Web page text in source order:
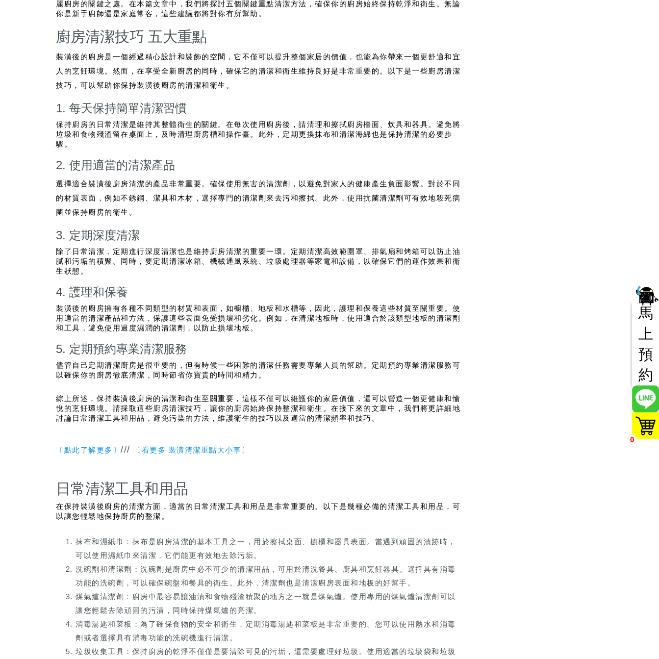
麗廚房的關鍵之處。在本篇文章中，我們將探討五個關鍵重點清潔方法，確保你的廚房始終保持乾淨和衛生。無論
你是新手廚師還是家庭常客，這些建議都將對你有所幫助。
廚房清潔技巧 五大重點
裝潢後的廚房是一個經過精心設計和裝飾的空間，它不僅可以提升整個家居的價值，也能為你帶來一個更舒適和宜
人的烹飪環境。然而，在享受全新廚房的同時，確保它的清潔和衛生維持良好是非常重要的。以下是一些廚房清潔
技巧，可以幫助你保持裝潢後廚房的清潔和衛生。
1. 每天保持簡單清潔習慣
保持廚房的日常清潔是維持其整體衛生的關鍵。在每次使用廚房後，請清理和擦拭廚房檯面、炊具和器具。避免將
垃圾和食物殘渣留在桌面上，及時清理廚房槽和操作臺。此外，定期更換抹布和清潔海綿也是保持清潔的必要步
驟。
2. 使用適當的清潔產品
選擇適合裝潢後廚房清潔的產品非常重要。確保使用無害的清潔劑，以避免對家人的健康產生負面影響。對於不同
的材質表面，例如不銹鋼、潔具和木材，選擇專門的清潔劑來去污和擦拭。此外，使用抗菌清潔劑可有效地殺死病
菌並保持廚房的衛生。
3. 定期深度清潔
除了日常清潔，定期進行深度清潔也是維持廚房清潔的重要一環。定期清潔高效範圍罩、排氣扇和烤箱可以防止油
膩和污垢的積聚。同時，要定期清潔冰箱、機械通風系統、垃圾處理器等家電和設備，以確保它們的運作效果和衛
生狀態。
4. 護理和保養
裝潢後的廚房擁有各種不同類型的材質和表面，如櫥櫃、地板和水槽等，因此，護理和保養這些材質至關重要。使
用適當的清潔產品和方法，保護這些表面免受損壞和劣化。例如，在清潔地板時，使用適合於該類型地板的清潔劑
和工具，避免使用過度濕潤的清潔劑，以防止損壞地板。
5. 定期預約專業清潔服務
儘管自己定期清潔廚房是很重要的，但有時候一些困難的清潔任務需要專業人員的幫助。定期預約專業清潔服務可
以確保你的廚房徹底清潔，同時節省你寶貴的時間和精力。
綜上所述，保持裝潢後廚房的清潔和衛生至關重要，這樣不僅可以維護你的家居價值，還可以營造一個更健康和愉
悅的烹飪環境。請採取這些廚房清潔技巧，讓你的廚房始終保持整潔和衛生。在接下來的文章中，我們將更詳細地
討論日常清潔工具和用品，避免污染的方法，維護衛生的技巧以及適當的清潔頻率和技巧。
〔點此了解更多〕 /// 〔看更多 裝潢清潔重點大小事〕
日常清潔工具和用品
在保持裝潢後廚房的清潔方面，適當的日常清潔工具和用品是非常重要的。以下是幾種必備的清潔工具和用品，可
以讓您輕鬆地保持廚房的整潔。
抹布和濕紙巾：抹布是廚房清潔的基本工具之一，用於擦拭桌面、櫥櫃和器具表面。當遇到頑固的漬跡時，
可以使用濕紙巾來清潔，它們能更有效地去除污垢。
洗碗劑和清潔劑：洗碗劑是廚房中必不可少的清潔用品，可用於清洗餐具、廚具和烹飪器具。選擇具有消毒
功能的洗碗劑，可以確保碗盤和餐具的衛生。此外，清潔劑也是清潔廚房表面和地板的好幫手。
煤氣爐清潔劑：廚房中最容易讓油漬和食物殘渣積聚的地方之一就是煤氣爐。使用專用的煤氣爐清潔劑可以
讓您輕鬆去除頑固的污漬，同時保持煤氣爐的亮潔。
消毒湯匙和菜板：為了確保食物的安全和衛生，定期消毒湯匙和菜板是非常重要的。您可以使用熱水和消毒
劑或者選擇具有消毒功能的洗碗機進行清潔。
垃圾收集工具：保持廚房的乾淨不僅僅是要清除可見的污垢，還需要處理好垃圾。使用適當的垃圾袋和垃圾
馬
上
預
約
0